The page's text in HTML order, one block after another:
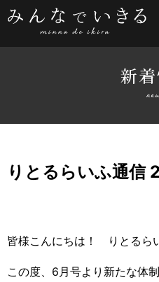
新
りとるらいふ通信
皆様こんにちは！ りとるら
この度、6月号より新たな体